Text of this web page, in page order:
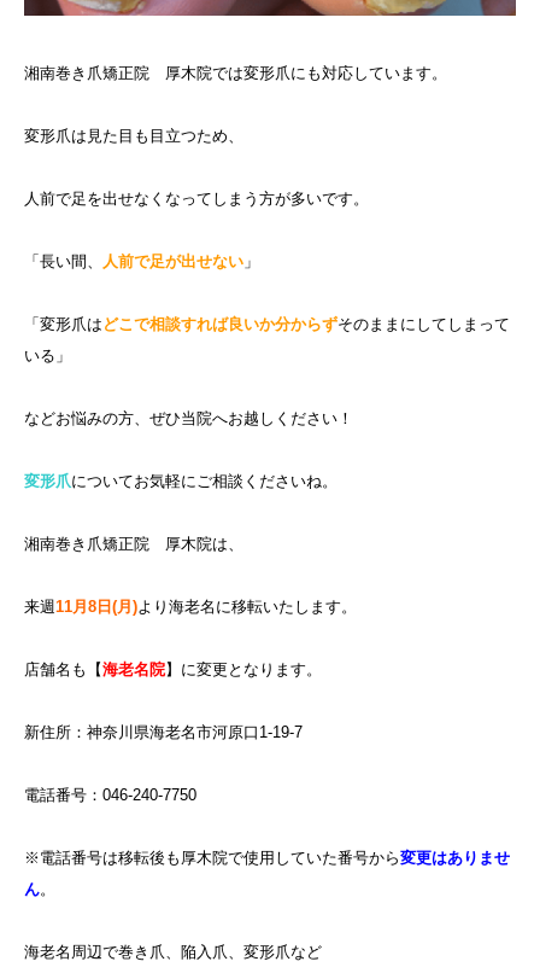
湘南巻き爪矯正院 厚木院では変形爪にも対応しています。
変形爪は見た目も目立つため、
人前で足を出せなくなってしまう方が多いです。
「長い間、 人前で足が出せない 」
「変形爪は どこで相談すれば良いか分からずそのままにしてしまって
いる」
などお悩みの方、ぜひ当院へお越しください！
変形爪についてお気軽にご相談くださいね。
湘南巻き爪矯正院 厚木院は、
来週11月8日(月)より海老名に移転いたします。
店舗名も【海老名院】に変更となります。
新住所：神奈川県海老名市河原口1-19-7
電話番号：046-240-7750
※電話番号は移転後も厚木院で使用していた番号から変更はありませ
ん。
海老名周辺で巻き爪、陥入爪、変形爪など